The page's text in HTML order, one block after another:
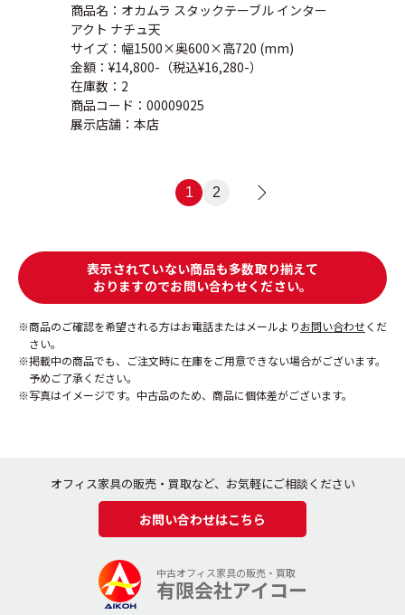
商品名：オカムラ スタックテーブル インター
アクト ナチュ天
サイズ：幅1500×奥600×高720 (mm)
金額：¥14,800-（税込¥16,280-）
在庫数：2
商品コード：00009025
展示店舗：本店
1 2
表示されていない商品も多数取り揃えて
おりますのでお問い合わせください。
商品のご確認を希望される方はお電話またはメールよりお問い合わせくだ
さい。
掲載中の商品でも、ご注文時に在庫をご用意できない場合がございます。
予めご了承ください。
写真はイメージです。中古品のため、商品に個体差がございます。
オフィス家具の販売・買取など、お気軽にご相談ください
お問い合わせはこちら
中古オフィス家具の販売・買取
有限会社アイコー